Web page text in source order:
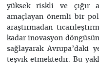
yüksek riskli ve çığır
amaçlayan önemli bir
araştırmadan
kadar inovasyon
sağlayarak Avrupa’daki
teşvik etmektedir. Bu